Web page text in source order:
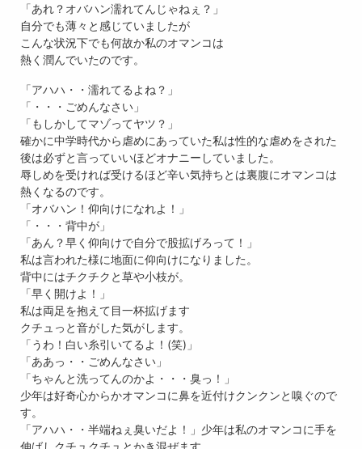
「あれ？オバハン濡れてんじゃねぇ？」
自分でも薄々と感じていましたが
こんな状況下でも何故か私のオマンコは
熱く潤んでいたのです。
「アハハ・・濡れてるよね？」
「・・・ごめんなさい」
「もしかしてマゾってヤツ？」
確かに中学時代から虐めにあっていた私は性的な虐めをされた
後は必ずと言っていいほどオナニーしていました。
辱しめを受ければ受けるほど辛い気持ちとは裏腹にオマンコは
熱くなるのです。
「オバハン！仰向けになれよ！」
「・・・背中が」
「あん？早く仰向けで自分で股拡げろって！」
私は言われた様に地面に仰向けになりました。
背中にはチクチクと草や小枝が。
「早く開けよ！」
私は両足を抱えて目一杯拡げます
クチュっと音がした気がします。
「うわ！白い糸引いてるよ！(笑)」
「ああっ・・ごめんなさい」
「ちゃんと洗ってんのかよ・・・臭っ！」
少年は好奇心からかオマンコに鼻を近付けクンクンと嗅ぐので
す。
「アハハ・・半端ねぇ臭いだよ！」少年は私のオマンコに手を